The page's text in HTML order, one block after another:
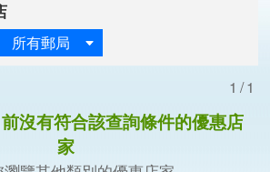
所有郵局
1/1
沒有符合該查詢條件的優惠店
家